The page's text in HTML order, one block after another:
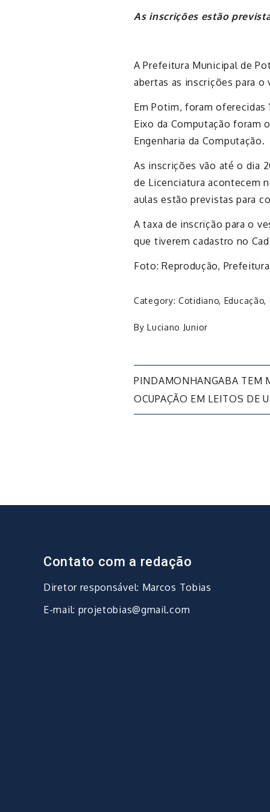
As inscrições estão
A Prefeitura Municipal de
abertas as inscrições para o
Em Potim, foram oferecidas
Eixo da Computação foram
Engenharia da Computação.
As inscrições vão até o dia
de Licenciatura acontecem
aulas estão previstas para
A taxa de inscrição para o
que tiverem cadastro no
Foto: Reprodução,
Category: Cotidiano, Educação,
By Luciano Junior
Navegação
de
PINDAMONHANGABA TEM
OCUPAÇÃO EM LEITOS DE
Contato com a redação
Diretor responsável: Marcos Tobias
E-mail: projetobias@gmail.com